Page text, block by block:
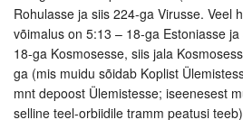
Rohulasse ja siis 224-ga Virusse. Veel
võimalus on 5:13 – 18-ga Estoniasse
18-ga Kosmosesse, siis jala
ga (mis muidu sõidab Koplist
mnt depoost Ülemistesse; iseenesest
selline teel-orbiidile tramm peatusi